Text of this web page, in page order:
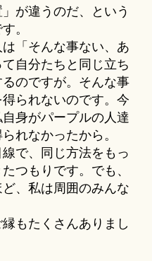
が違うのだ、という
。
「そんな事ない、あ
自分たちと同じ立ち
のですが。そんな事
られないのです。今
身がパープルの人達
れなかったから。
で、同じ方法をもっ
つもりです。でも、
、私は周囲のみんな
もたくさんありまし